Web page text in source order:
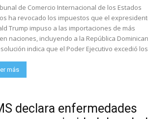
de Comercio Internacional de los Estados
ha revocado los impuestos que el
Trump impuso a las importaciones de más
naciones, incluyendo a la República
indica que el Poder Ejecutivo excedió
más
declara enfermedades